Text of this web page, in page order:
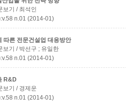
보기 / 최석인
n.01 (2014-01)
따른 전문건설업 대응방안
보기 / 박선구 ; 유일한
n.01 (2014-01)
R&D
보기 / 경제운
n.01 (2014-01)